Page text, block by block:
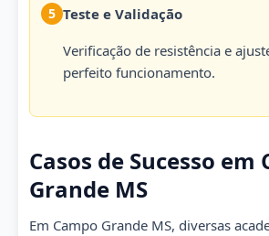
5 Teste e Validação
Verificação de resistência e
perfeito funcionamento.
Casos de Sucesso em
Grande MS
Em Campo Grande MS, diversas